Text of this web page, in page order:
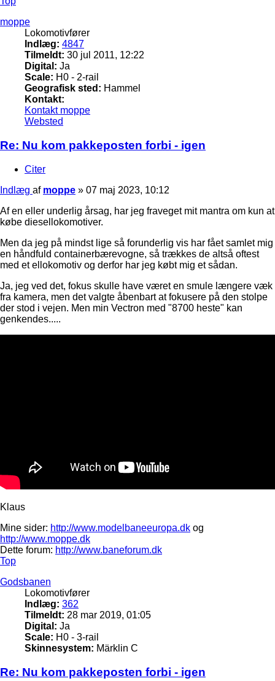
moppe
Lokomotivfører
Indlæg: 4847
Tilmeldt: 30 jul 2011, 12:22
Digital: Ja
Scale: H0 - 2-rail
Geografisk sted: Hammel
Kontakt:
Kontakt moppe
Websted
Re: Nu kom pakkeposten forbi - igen
Citer
Indlæg af moppe » 07 maj 2023, 10:12
Af en eller underlig årsag, har jeg fraveget mit mantra om kun at
købe diesellokomotiver.
Men da jeg på mindst lige så forunderlig vis har fået samlet mig
en håndfuld containerbærevogne, så trækkes de altså oftest
med et ellokomotiv og derfor har jeg købt mig et sådan.
Ja, jeg ved det, fokus skulle have været en smule længere væk
fra kamera, men det valgte åbenbart at fokusere på den stolpe
der stod i vejen. Men min Vectron med "8700 heste" kan
genkendes.....
Klaus
Mine sider: http://www.modelbaneeuropa.dk og
http://www.moppe.dk
Dette forum: http://www.baneforum.dk
Top
Godsbanen
Lokomotivfører
Indlæg: 362
Tilmeldt: 28 mar 2019, 01:05
Digital: Ja
Scale: H0 - 3-rail
Skinnesystem: Märklin C
Re: Nu kom pakkeposten forbi - igen